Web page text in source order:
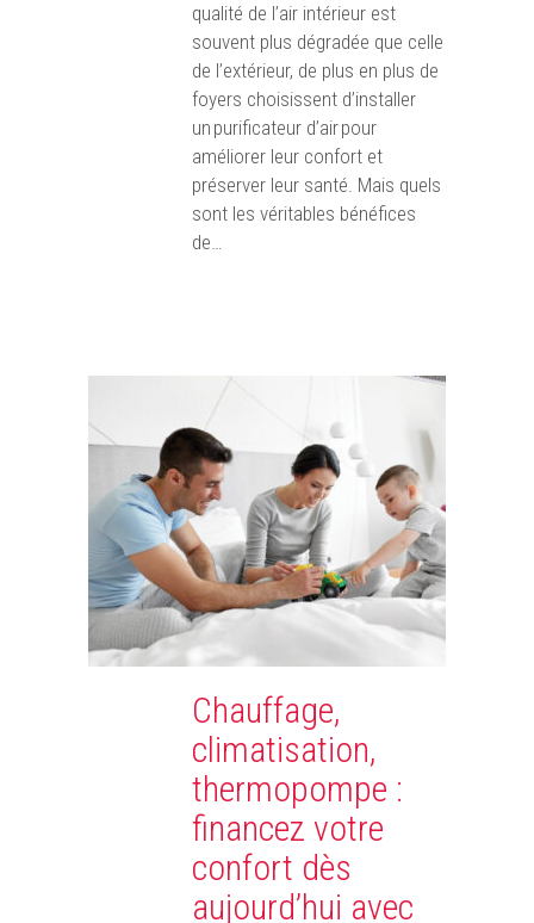
qualité de l’air intérieur est
souvent plus dégradée que celle
de l’extérieur, de plus en plus de
foyers choisissent d’installer
un purificateur d’air pour
améliorer leur confort et
préserver leur santé. Mais quels
sont les véritables bénéfices
de…
Chauffage,
climatisation,
thermopompe :
financez votre
confort dès
aujourd’hui avec